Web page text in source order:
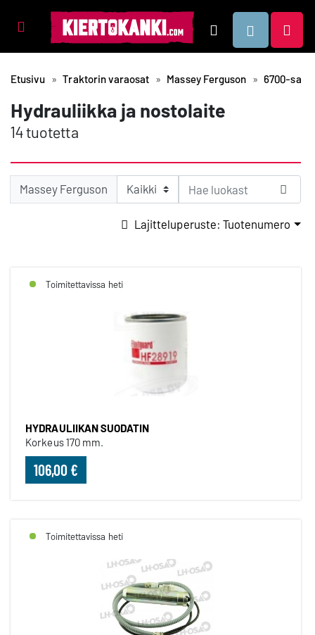
Tuotealueet Hae
Etusivu Traktorin varaosat Massey Ferguson 6700-sarja
Hydrauliikka ja nostolaite
14 tuotetta
Massey Ferguson
Lajitteluperuste: Tuotenumero
Toimitettavissa heti
HYDRAULIIKAN SUODATIN
Korkeus 170 mm.
106,00 €
Toimitettavissa heti